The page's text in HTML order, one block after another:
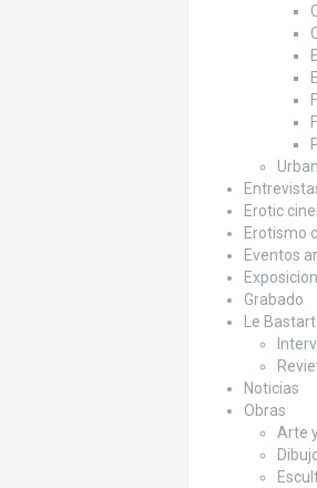
Erotic
Erotismo
Eventos
Grabado
Le Bastart
Noticias
Obras
Arte